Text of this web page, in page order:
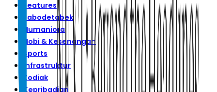
Features
Jabodetabek
Humaniora
Hobi & Kesenangan
Sports
Infrastruktur
Zodiak
Kepribadian